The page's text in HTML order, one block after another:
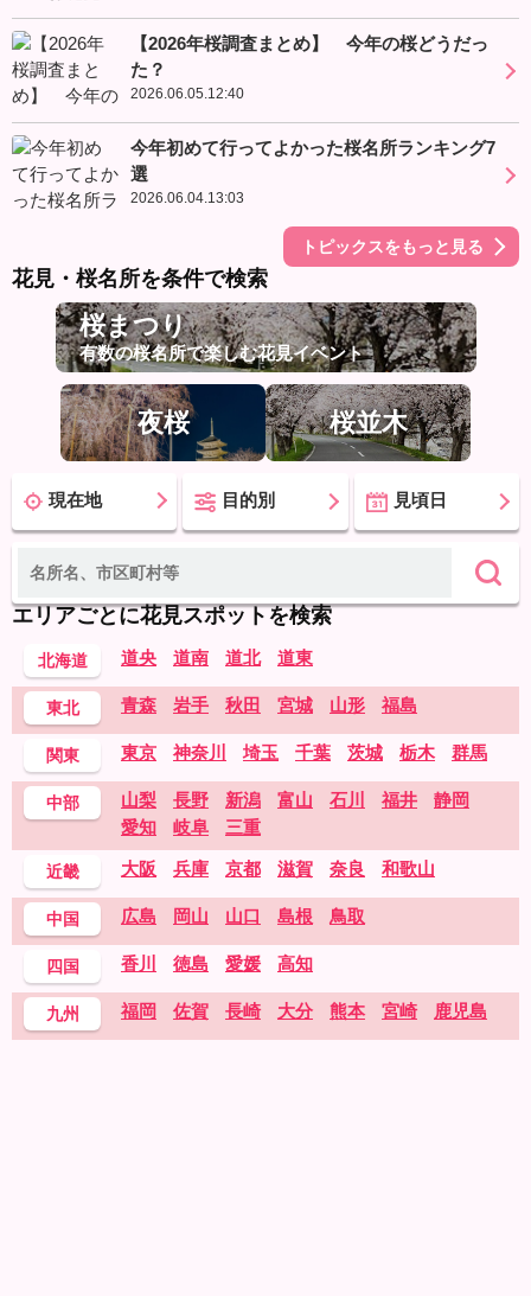
【2026年桜調査まとめ】 今年の桜どうだっ
た？
2026.06.05.12:40
今年初めて行ってよかった桜名所ランキング7
選
2026.06.04.13:03
トピックスをもっと見る
花見・桜名所を条件で検索
桜まつり
有数の桜名所で楽しむ花見イベント
夜桜 桜並木
現在地 目的別 見頃日
エリアごとに花見スポットを検索
北海道 道央 道南 道北 道東
東北 青森 岩手 秋田 宮城 山形 福島
関東 東京 神奈川 埼玉 千葉 茨城 栃木 群馬
中部 山梨 長野 新潟 富山 石川 福井
静岡
愛知
岐阜 三重
近畿 大阪 兵庫 京都 滋賀 奈良 和歌山
中国 広島 岡山 山口 島根 鳥取
四国 香川 徳島 愛媛 高知
九州 福岡 佐賀 長崎 大分 熊本 宮崎 鹿児島